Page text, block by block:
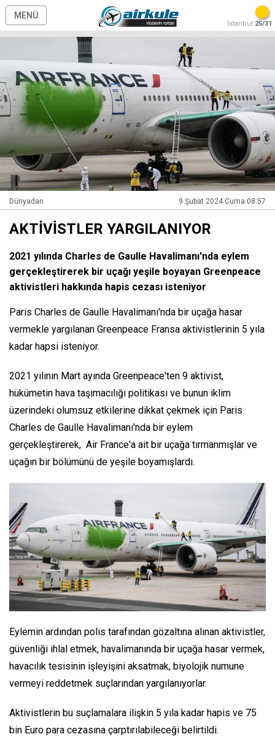
MENÜ
İstanbul 25/31
Dünyadan 9 Şubat 2024 Cuma 08:57
AKTİVİSTLER YARGILANIYOR
2021 yılında Charles de Gaulle Havalimanı'nda eylem
gerçekleştirerek bir uçağı yeşile boyayan Greenpeace
aktivistleri hakkında hapis cezası isteniyor
Paris Charles de Gaulle Havalimanı'nda bir uçağa hasar
vermekle yargılanan Greenpeace Fransa aktivistlerinin 5 yıla
kadar hapsi isteniyor.
2021 yılının Mart ayında Greenpeace'ten 9 aktivist,
hükümetin hava taşımacılığı politikası ve bunun iklim
üzerindeki olumsuz etkilerine dikkat çekmek için Paris
Charles de Gaulle Havalimanı'nda bir eylem
gerçekleştirerek, Air France'a ait bir uçağa tırmanmışlar ve
uçağın bir bölümünü de yeşile boyamışlardı.
Eylemin ardından polis tarafından gözaltına alınan aktivistler,
güvenliği ihlal etmek, havalimanında bir uçağa hasar vermek,
havacılık tesisinin işleyişini aksatmak, biyolojik numune
vermeyi reddetmek suçlarından yargılanıyorlar.
Aktivistlerin bu suçlamalara ilişkin 5 yıla kadar hapis ve 75
bin Euro para cezasına çarptırılabileceği belirtildi.